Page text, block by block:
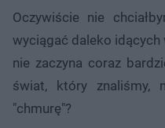
Post udostępniony przez
(@_apple.vision.pro)
Oczywiście nie
wyciągać daleko idących
nie zaczyna coraz
świat, który znaliśmy,
"chmurę"?